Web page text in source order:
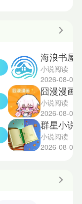
小说阅读
2026-08-06
囧漫漫画
小说阅读
2026-08-06
小说阅读
2026-08-05